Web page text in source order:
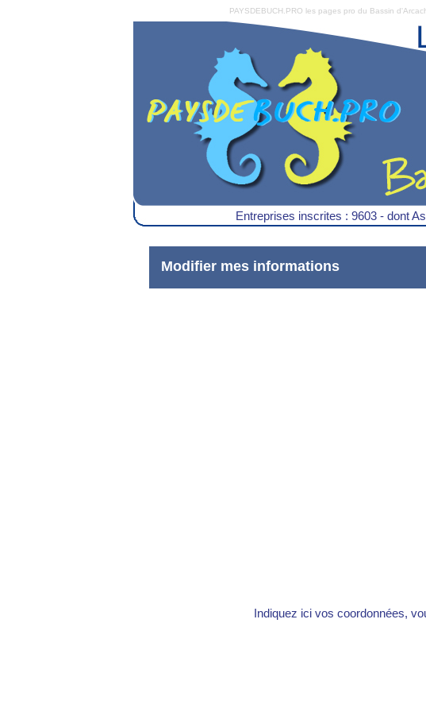
PAYSDEBUCH.PRO les pages pro du Bassin
Entreprises inscrites : 9603 - dont
Modifier mes informations
Indiquez ici vos coordonnées,